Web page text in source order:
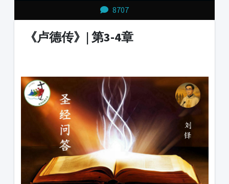
8707
《卢德传》| 第3-4章